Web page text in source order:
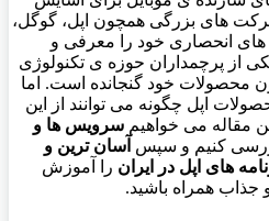
های بزرگی همچون اپل، گوگل،
انحصاری خود را معرفی و
از پرچمداران حوزه ی تکنولوژی
محصولات خود گنجانده است. اما
اپل چگونه می توانند از این
مقاله می خواهیم سرویس ها و
کنیم و سپس آسان ترین و
های اپل در ایران را آموزش
جذاب همراه باشید.